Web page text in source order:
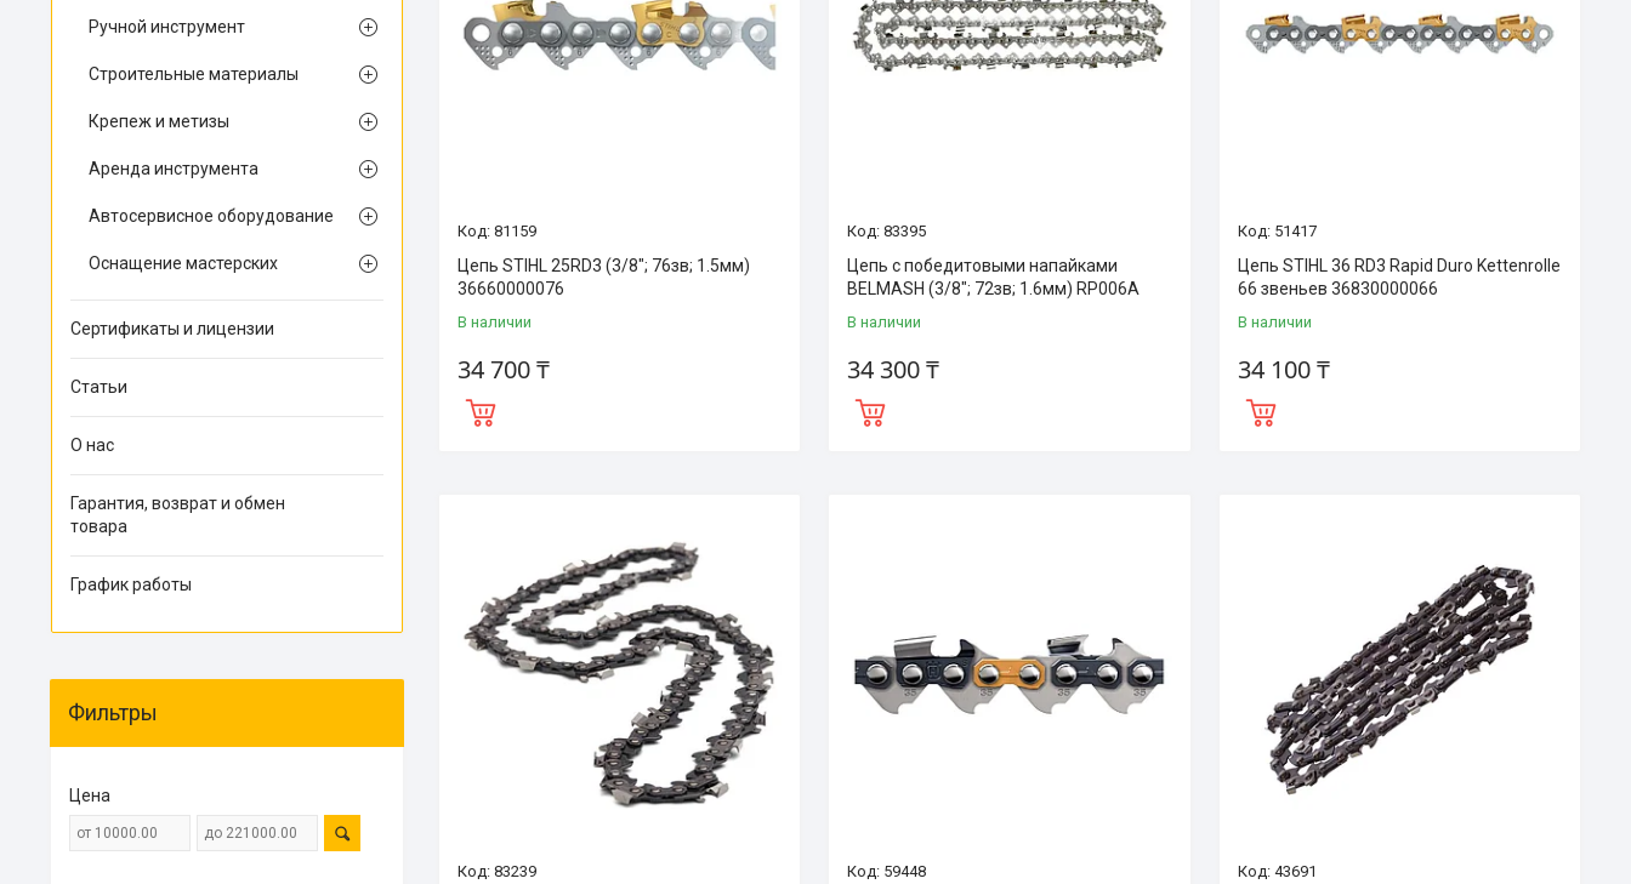
81159
Цепь STIHL 25RD3 (3/8"; 76зв; 1.5мм)
36660000076
В наличии
34 700 ₸
83395
Цепь с победитовыми напайками
BELMASH (3/8"; 72зв; 1.6мм) RP006A
В наличии
34 300 ₸
51417
Цепь STIHL 36 RD3 Rapid Duro Kettenrolle
66 звеньев 36830000066
В наличии
34 100 ₸
83239 59448 43691
Ручной инструмент
Строительные материалы
Крепеж и метизы
Аренда инструмента
Автосервисное оборудование
Оснащение мастерских
Сертификаты и лицензии
Статьи
О нас
Гарантия, возврат и обмен
товара
График работы
Фильтры
Цена